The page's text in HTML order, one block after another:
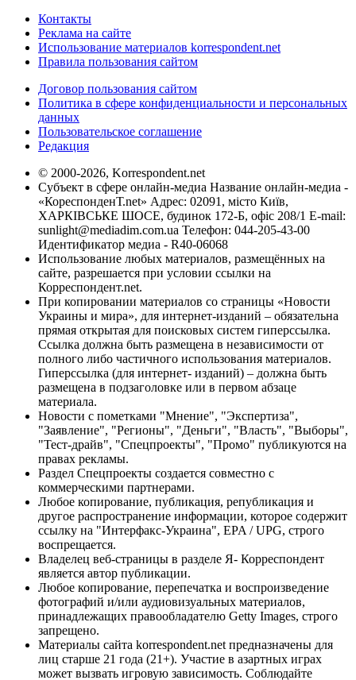
Контакты
Реклама на сайте
Использование материалов korrespondent.net
Правила пользования сайтом
Договор пользования сайтом
Политика в сфере конфиденциальности и персональных
данных
Пользовательское соглашение
Редакция
© 2000-2026, Korrespondent.net
Субъект в сфере онлайн-медиа Название онлайн-медиа -
«КореспонденТ.net» Адрес: 02091, місто Київ,
ХАРКІВСЬКЕ ШОСЕ, будинок 172-Б, офіс 208/1 E-mail:
sunlight@mediadim.com.ua Телефон: 044-205-43-00
Идентификатор медиа - R40-06068
Использование любых материалов, размещённых на
сайте, разрешается при условии ссылки на
Корреспондент.net.
При копировании материалов со страницы «Новости
Украины и мира», для интернет-изданий – обязательна
прямая открытая для поисковых систем гиперссылка.
Ссылка должна быть размещена в независимости от
полного либо частичного использования материалов.
Гиперссылка (для интернет- изданий) – должна быть
размещена в подзаголовке или в первом абзаце
материала.
Новости с пометками "Мнение", "Экспертиза",
"Заявление", "Регионы", "Деньги", "Власть", "Выборы",
"Тест-драйв", "Спецпроекты", "Промо" публикуются на
правах рекламы.
Раздел Спецпроекты создается совместно с
коммерческими партнерами.
Любое копирование, публикация, републикация и
другое распространение информации, которое содержит
ссылку на "Интерфакс-Украина", EPA / UPG, строго
воспрещается.
Владелец веб-страницы в разделе Я- Корреспондент
является автор публикации.
Любое копирование, перепечатка и воспроизведение
фотографий и/или аудиовизуальных материалов,
принадлежащих правообладателю Getty Images, строго
запрещено.
Материалы сайта korrespondent.net предназначены для
лиц старше 21 года (21+). Участие в азартных играх
может вызвать игровую зависимость. Соблюдайте